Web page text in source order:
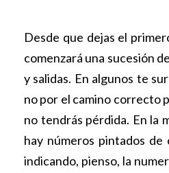
Desde que dejas el
comenzará una sucesión
y salidas. En algunos te
no por el camino correcto
no tendrás pérdida. En la
hay números pintados
indicando, pienso, la